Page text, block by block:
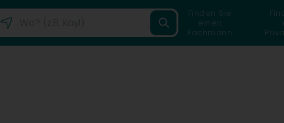
Finden Sie
einen
Fachmann